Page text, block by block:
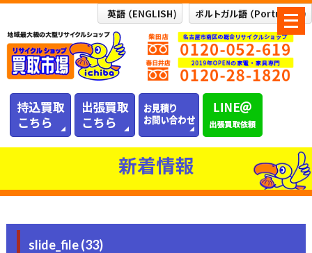
メ
ニ
ュ
ー
新着情報
slide_file (33)